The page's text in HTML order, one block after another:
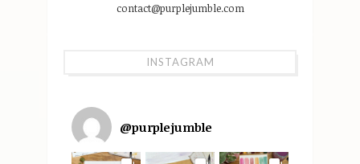
contact@purplejumble.com
INSTAGRAM
@purplejumble